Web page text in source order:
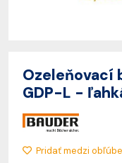
Ozeleňovací
GDP-L -
Pridať medzi